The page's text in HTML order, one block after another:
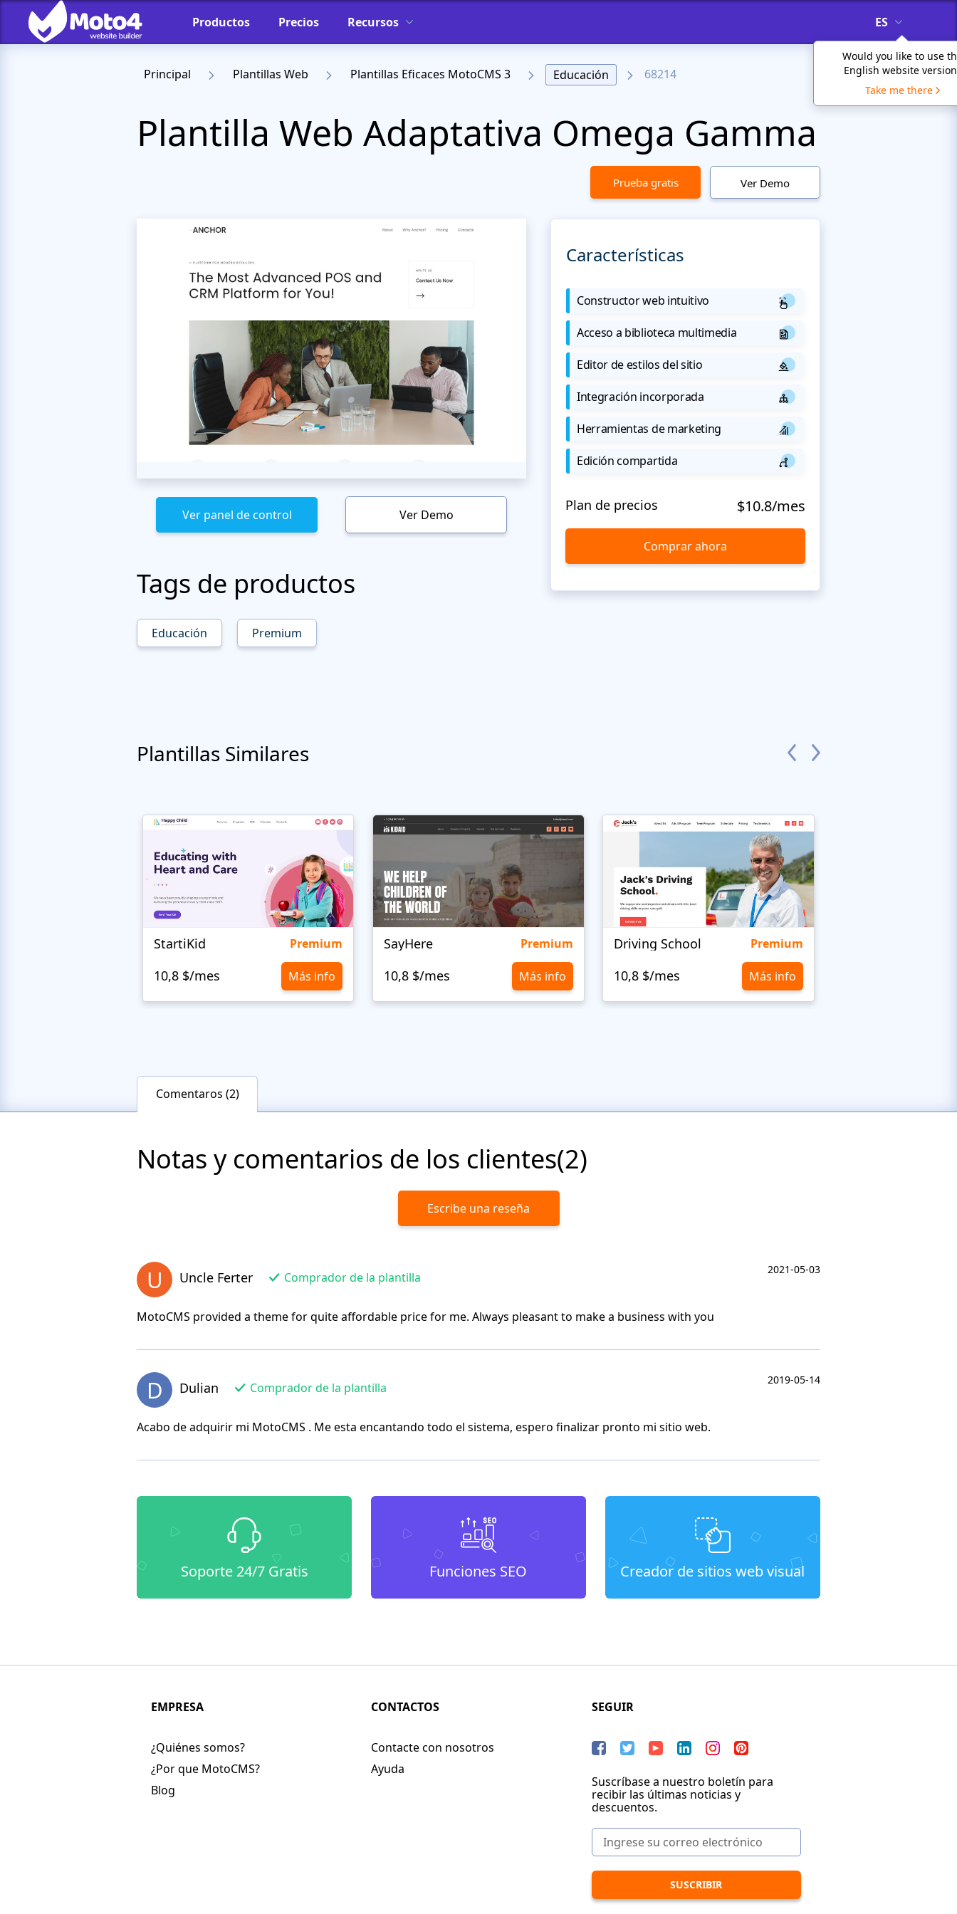
Productos Precios Recursos ES
Would you like to use
English website
Take me there
Principal Plantillas Web Plantillas Eficaces MotoCMS 3 Educación 68214
Plantilla Web Adaptativa Omega Gamma
Prueba gratis Ver Demo
Ver panel de control Ver Demo
Tags de productos
Educación Premium
Características
Constructor web intuitivo
Acceso a biblioteca multimedia
Editor de estilos del sitio
Integración incorporada
Herramientas de marketing
Edición compartida
Plan de precios $10.8/mes
Comprar ahora
Plantillas Similares
StartiKid Premium
10,8 $/mes Más info
SayHere Premium
10,8 $/mes Más info
Driving School Premium
10,8 $/mes Más info
Comentaros (2)
Notas y comentarios de los clientes(2)
Escribe una reseña
U Uncle Ferter Comprador de la plantilla
2021-05-03
MotoCMS provided a theme for quite affordable price for me. Always pleasant to make a business with you
D Dulian Comprador de la plantilla
2019-05-14
Acabo de adquirir mi MotoCMS . Me esta encantando todo el sistema, espero finalizar pronto mi sitio web.
Soporte 24/7 Gratis Funciones SEO Creador de sitios web visual
EMPRESA
¿Quiénes somos?
¿Por que MotoCMS?
Blog
CONTACTOS
Contacte con nosotros
Ayuda
SEGUIR
Suscríbase a nuestro boletín para
recibir las últimas noticias y
descuentos.